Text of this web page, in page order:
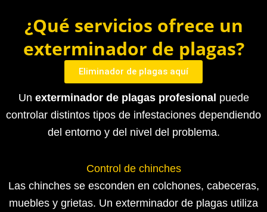
¿Qué servicios ofrece un
exterminador de plagas?
Eliminador de plagas aquí
Un exterminador de plagas profesional puede
controlar distintos tipos de infestaciones dependiendo
del entorno y del nivel del problema.
Control de chinches
Las chinches se esconden en colchones, cabeceras,
muebles y grietas. Un exterminador de plagas utiliza